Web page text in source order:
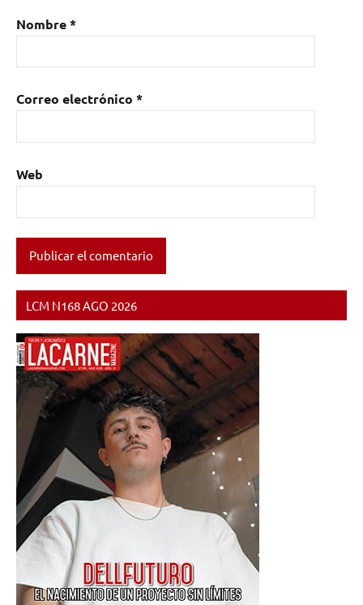
Nombre*
Correo electrónico *
Web
LCM N168 AGO 2026